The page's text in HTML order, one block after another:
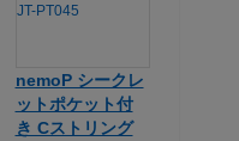
nemoP シークレ
ットポケット付
き Cストリング